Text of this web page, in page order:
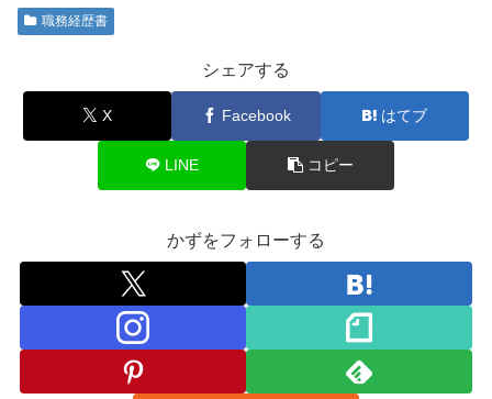
職務経歴書
シェアする
X Facebook はてブ
LINE コピー
かずをフォローする